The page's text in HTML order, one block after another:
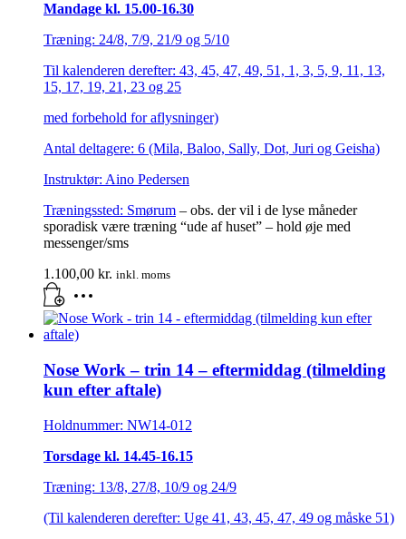
Mandage kl. 15.00-16.30
Træning: 24/8, 7/9, 21/9 og 5/10
Til kalenderen derefter: 43, 45, 47, 49, 51, 1, 3, 5, 9, 11, 13,
15, 17, 19, 21, 23 og 25
med forbehold for aflysninger)
Antal deltagere: 6 (Mila, Baloo, Sally, Dot, Juri og Geisha)
Instruktør: Aino Pedersen
Træningssted: Smørum – obs. der vil i de lyse måneder
sporadisk være træning “ude af huset” – hold øje med
messenger/sms
1.100,00 kr. inkl. moms
Nose Work – trin 14 – eftermiddag (tilmelding
kun efter aftale)
Holdnummer: NW14-012
Torsdage kl. 14.45-16.15
Træning: 13/8, 27/8, 10/9 og 24/9
(Til kalenderen derefter: Uge 41, 43, 45, 47, 49 og måske 51)